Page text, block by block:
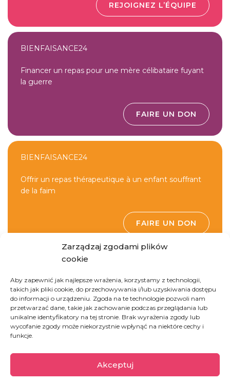
Zarządzaj zgodami plików
cookie
Aby zapewnić jak najlepsze wrażenia, korzystamy z technologii,
takich jak pliki cookie, do przechowywania i/lub uzyskiwania dostępu
do informacji o urządzeniu. Zgoda na te technologie pozwoli nam
przetwarzać dane, takie jak zachowanie podczas przeglądania lub
unikalne identyfikatory na tej stronie. Brak wyrażenia zgody lub
wycofanie zgody może niekorzystnie wpłynąć na niektóre cechy i
funkcje.
Akceptuj
République
Congo
REJOIGNEZ L’ÉQUIPE
BIENFAISANCE24
Financer un repas pour une mère célibataire fuyant
la guerre
FAIRE UN DON
BIENFAISANCE24
Offrir un repas thérapeutique à un enfant souffrant
de la faim
FAIRE UN DON